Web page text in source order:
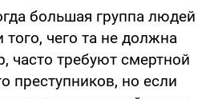
большая группа людей
того, чего та не должна
часто требуют смертной
преступников, но если